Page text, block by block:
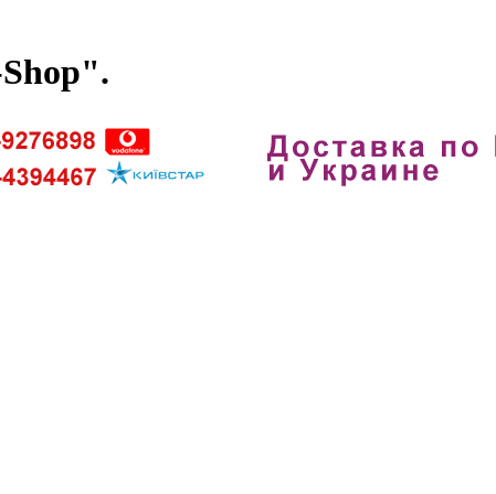
Наши телефоны 096-4394467 099-